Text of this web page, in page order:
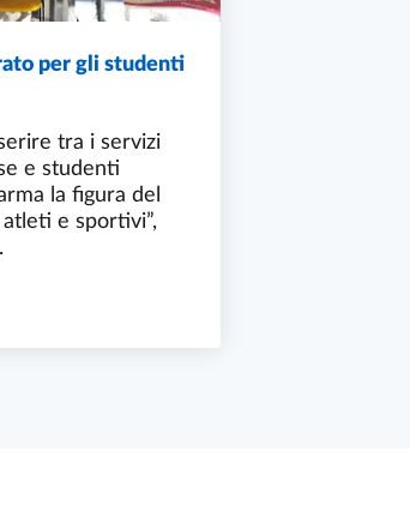
per gli studenti
tra i servizi
e studenti
la figura del
e sportivi”,
- TUTORATO PER GLI STUDENTI ATLETI